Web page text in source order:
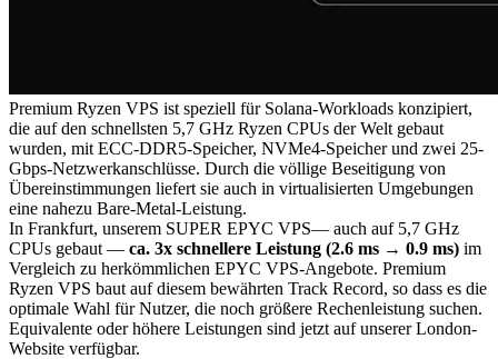
Premium Ryzen VPS ist speziell für Solana-Workloads konzipiert,
die auf den schnellsten 5,7 GHz Ryzen CPUs der Welt gebaut
wurden, mit ECC-DDR5-Speicher, NVMe4-Speicher und zwei 25-
Gbps-Netzwerkanschlüsse. Durch die völlige Beseitigung von
Übereinstimmungen liefert sie auch in virtualisierten Umgebungen
eine nahezu Bare-Metal-Leistung.
In Frankfurt, unserem SUPER EPYC VPS— auch auf 5,7 GHz
CPUs gebaut — ca. 3x schnellere Leistung (2.6 ms → 0.9 ms) im
Vergleich zu herkömmlichen EPYC VPS-Angebote. Premium
Ryzen VPS baut auf diesem bewährten Track Record, so dass es die
optimale Wahl für Nutzer, die noch größere Rechenleistung suchen.
Equivalente oder höhere Leistungen sind jetzt auf unserer London-
Website verfügbar.